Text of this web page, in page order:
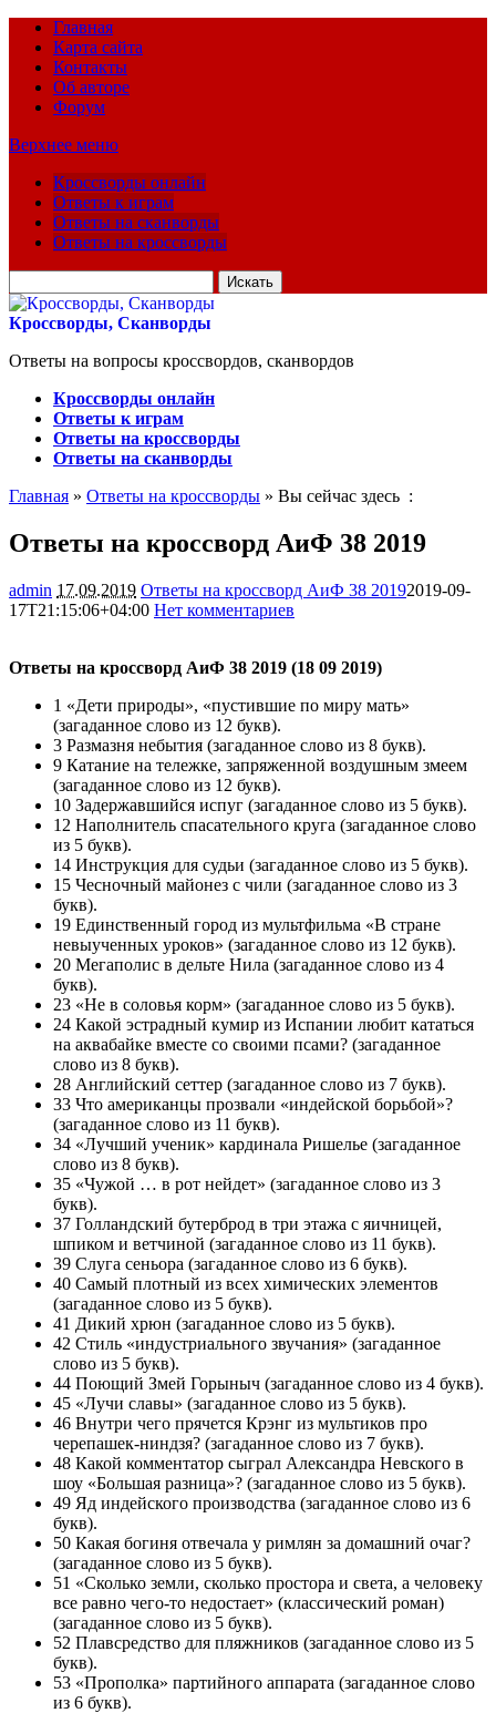
Главная
Карта сайта
Контакты
Об авторе
Форум
Верхнее меню
Кроссворды онлайн
Ответы к играм
Ответы на сканворды
Ответы на кроссворды
для:
Кроссворды, Сканворды
Ответы на вопросы кроссвордов, сканвордов
Кроссворды онлайн
Ответы к играм
Ответы на кроссворды
Ответы на сканворды
Главная » Ответы на кроссворды » Вы сейчас здесь :
Ответы на кроссворд АиФ 38 2019
admin 17.09.2019 Ответы на кроссворд АиФ 38 20192019-09-
17T21:15:06+04:00 Нет комментариев
Ответы на кроссворд АиФ 38 2019 (18 09 2019)
1 «Дети природы», «пустившие по миру мать»
(загаданное слово из 12 букв).
3 Размазня небытия (загаданное слово из 8 букв).
9 Катание на тележке, запряженной воздушным змеем
(загаданное слово из 12 букв).
10 Задержавшийся испуг (загаданное слово из 5 букв).
12 Наполнитель спасательного круга (загаданное слово
из 5 букв).
14 Инструкция для судьи (загаданное слово из 5 букв).
15 Чесночный майонез с чили (загаданное слово из 3
букв).
19 Единственный город из мультфильма «В стране
невыученных уроков» (загаданное слово из 12 букв).
20 Мегаполис в дельте Нила (загаданное слово из 4
букв).
23 «Не в соловья корм» (загаданное слово из 5 букв).
24 Какой эстрадный кумир из Испании любит кататься
на аквабайке вместе со своими псами? (загаданное
слово из 8 букв).
28 Английский сеттер (загаданное слово из 7 букв).
33 Что американцы прозвали «индейской борьбой»?
(загаданное слово из 11 букв).
34 «Лучший ученик» кардинала Ришелье (загаданное
слово из 8 букв).
35 «Чужой … в рот нейдет» (загаданное слово из 3
букв).
37 Голландский бутерброд в три этажа с яичницей,
шпиком и ветчиной (загаданное слово из 11 букв).
39 Слуга сеньора (загаданное слово из 6 букв).
40 Самый плотный из всех химических элементов
(загаданное слово из 5 букв).
41 Дикий хрюн (загаданное слово из 5 букв).
42 Стиль «индустриального звучания» (загаданное
слово из 5 букв).
44 Поющий Змей Горыныч (загаданное слово из 4 букв).
45 «Лучи славы» (загаданное слово из 5 букв).
46 Внутри чего прячется Крэнг из мультиков про
черепашек-ниндзя? (загаданное слово из 7 букв).
48 Какой комментатор сыграл Александра Невского в
шоу «Большая разница»? (загаданное слово из 5 букв).
49 Яд индейского производства (загаданное слово из 6
букв).
50 Какая богиня отвечала у римлян за домашний очаг?
(загаданное слово из 5 букв).
51 «Сколько земли, сколько простора и света, а человеку
все равно чего-то недостает» (классический роман)
(загаданное слово из 5 букв).
52 Плавсредство для пляжников (загаданное слово из 5
букв).
53 «Прополка» партийного аппарата (загаданное слово
из 6 букв).